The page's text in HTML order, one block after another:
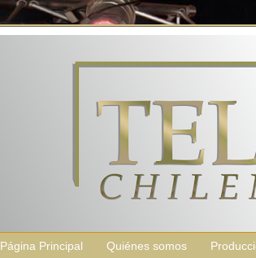
Página Principal Quiénes somos